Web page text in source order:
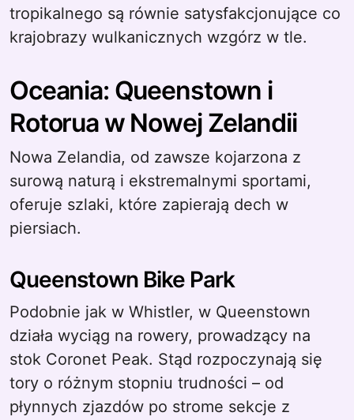
tropikalnego są równie satysfakcjonujące co
krajobrazy wulkanicznych wzgórz w tle.
Oceania: Queenstown i
Rotorua w Nowej Zelandii
Nowa Zelandia, od zawsze kojarzona z
surową naturą i ekstremalnymi sportami,
oferuje szlaki, które zapierają dech w
piersiach.
Queenstown Bike Park
Podobnie jak w Whistler, w Queenstown
działa wyciąg na rowery, prowadzący na
stok Coronet Peak. Stąd rozpoczynają się
tory o różnym stopniu trudności – od
płynnych zjazdów po strome sekcje z